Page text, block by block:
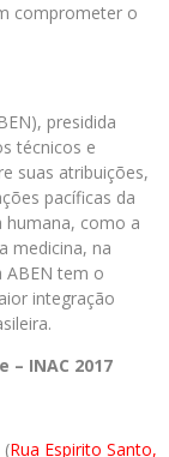
comprometer o
presidida
técnicos e
suas atribuições,
pacíficas da
humana, como a
medicina, na
ABEN tem o
integração
INAC 2017
(Rua Espirito Santo,